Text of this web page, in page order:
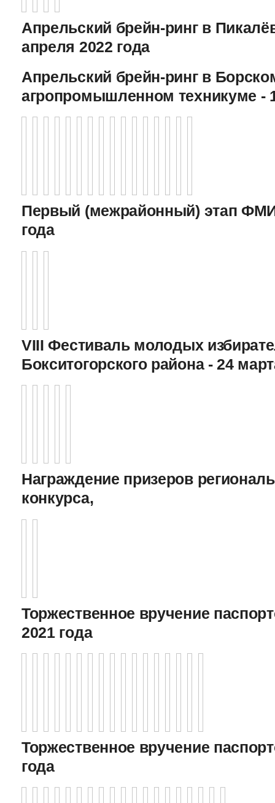
Апрельский брейн-ринг в
апреля 2022 года
Апрельский брейн-ринг в
агропромышленном техникуме -
Первый (межрайонный) этап
года
VIII Фестиваль молодых
Бокситогорского района - 24
Награждение призеров
конкурса,
Торжественное вручение
2021 года
Торжественное вручение
года